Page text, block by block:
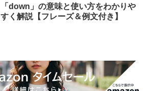
「down」の意味と使い方をわかりや
すく解説【フレーズ＆例文付き】